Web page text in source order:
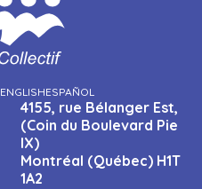
ENGLISHESPAÑOL
4155, rue Bélanger Est,
(Coin du Boulevard Pie
IX)
Montréal (Québec) H1T
1A2